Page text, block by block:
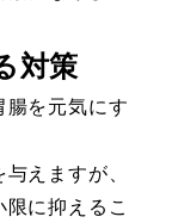
対策
腸を元気にす
えますが、
に抑えるこ